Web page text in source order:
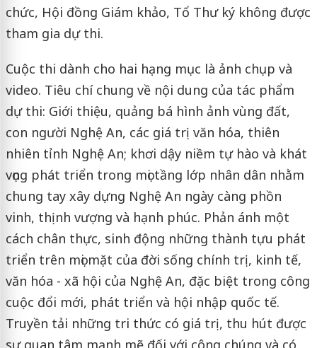
chức, Hội đồng Giám khảo, Tổ Thư ký không được
tham gia dự thi.
Cuộc thi dành cho hai hạng mục là ảnh chụp và
video. Tiêu chí chung về nội dung của tác phẩm
dự thi: Giới thiệu, quảng bá hình ảnh vùng đất,
con người Nghệ An, các giá trị văn hóa, thiên
nhiên tỉnh Nghệ An; khơi dậy niềm tự hào và khát
vọng phát triển trong mọi tầng lớp nhân dân nhằm
chung tay xây dựng Nghệ An ngày càng phồn
vinh, thịnh vượng và hạnh phúc. Phản ánh một
cách chân thực, sinh động những thành tựu phát
triển trên mọi mặt của đời sống chính trị, kinh tế,
văn hóa - xã hội của Nghệ An, đặc biệt trong công
cuộc đổi mới, phát triển và hội nhập quốc tế.
Truyền tải những tri thức có giá trị, thu hút được
sự quan tâm mạnh mẽ đối với công chúng và có